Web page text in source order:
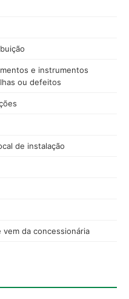
e instrumentos
ou defeitos
de instalação
vem da concessionária